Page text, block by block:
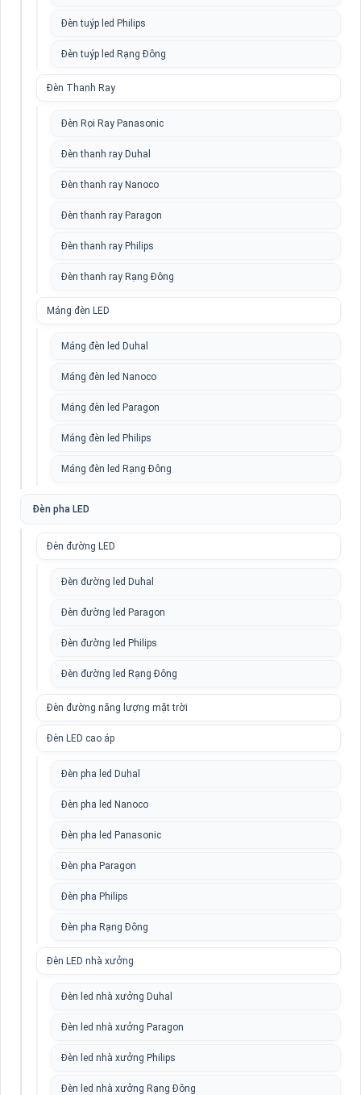
Đèn tuýp led Philips
Đèn tuýp led Rạng Đông
Đèn Thanh Ray
Đèn Rọi Ray Panasonic
Đèn thanh ray Duhal
Đèn thanh ray Nanoco
Đèn thanh ray Paragon
Đèn thanh ray Philips
Đèn thanh ray Rạng Đông
Máng đèn LED
Máng đèn led Duhal
Máng đèn led Nanoco
Máng đèn led Paragon
Máng đèn led Philips
Máng đèn led Rạng Đông
Đèn pha LED
Đèn đường LED
Đèn đường led Duhal
Đèn đường led Paragon
Đèn đường led Philips
Đèn đường led Rạng Đông
Đèn đường năng lượng mặt trời
Đèn LED cao áp
Đèn pha led Duhal
Đèn pha led Nanoco
Đèn pha led Panasonic
Đèn pha Paragon
Đèn pha Philips
Đèn pha Rạng Đông
Đèn LED nhà xưởng
Đèn led nhà xưởng Duhal
Đèn led nhà xưởng Paragon
Đèn led nhà xưởng Philips
Đèn led nhà xưởng Rạng Đông